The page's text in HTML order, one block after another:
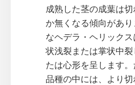
成熟した茎の成葉は
か無くなる傾向があ
なヘデラ・ヘリック
状浅裂または掌状中裂
たは心形を呈します
品種の中には、より